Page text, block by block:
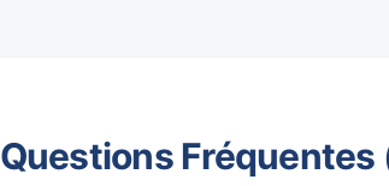
Questions Fréquentes